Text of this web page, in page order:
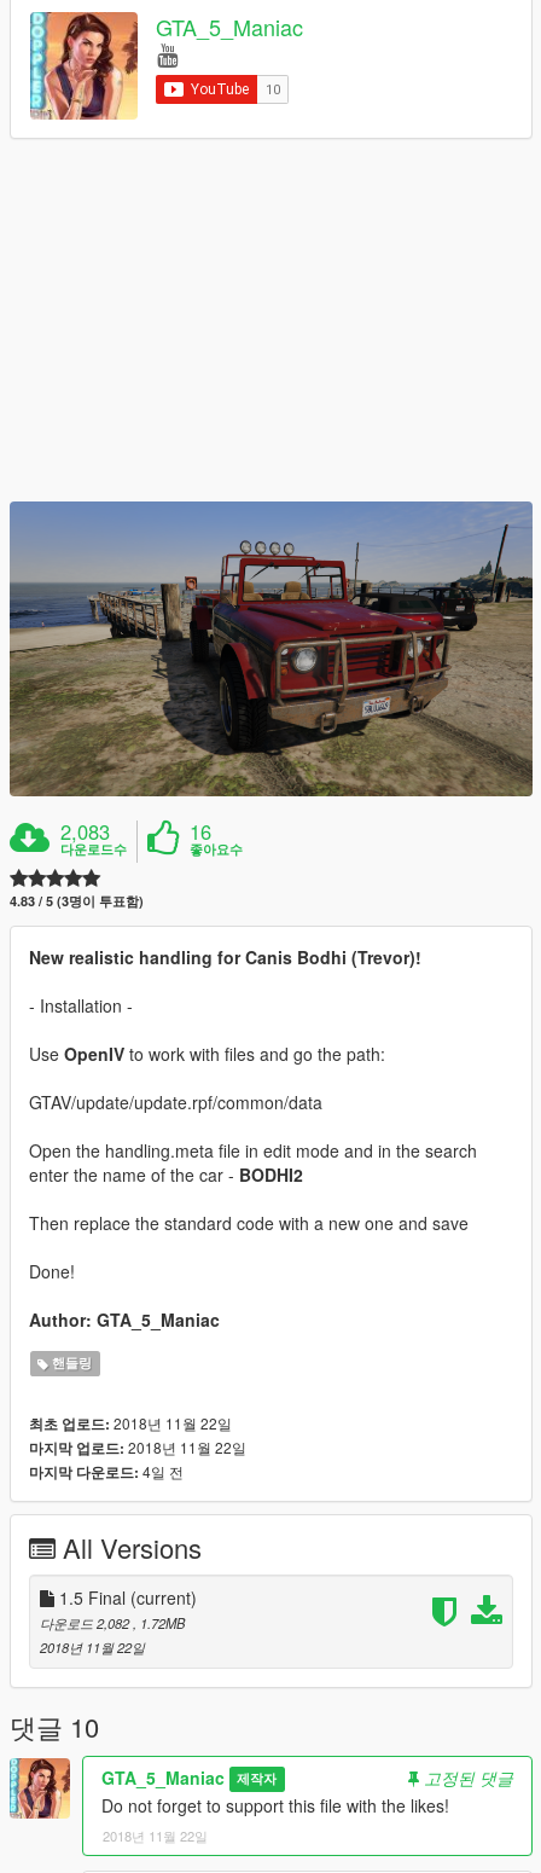
GTA_5_Maniac
2,083
다운로드수
16
좋아요수
4.83 / 5 (3명이 투표함)
New realistic handling for Canis Bodhi (Trevor)!
- Installation -
Use OpenIV to work with files and go the path:
GTAV/update/update.rpf/common/data
Open the handling.meta file in edit mode and in the search
enter the name of the car - BODHI2
Then replace the standard code with a new one and save
Done!
Author: GTA_5_Maniac
핸들링
최초 업로드: 2018년 11월 22일
마지막 업로드: 2018년 11월 22일
마지막 다운로드: 4일 전
All Versions
1.5 Final (current)
다운로드 2,082
, 1.72MB
2018년 11월 22일
댓글 10
GTA_5_Maniac 제작자
고정된 댓글
Do not forget to support this file with the likes!
2018년 11월 22일